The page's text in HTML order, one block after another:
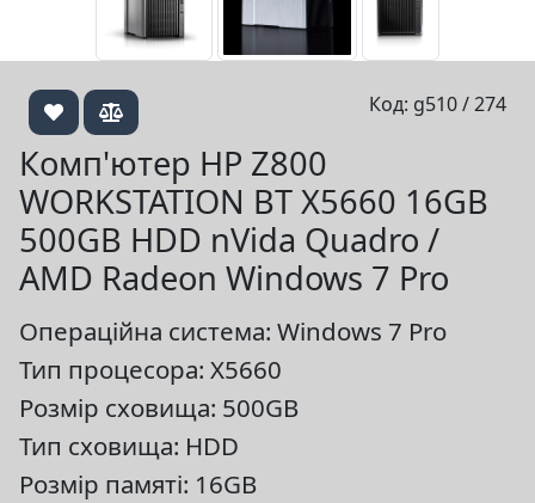
Код: g510 / 274
Комп'ютер HP Z800
WORKSTATION BT X5660 16GB
500GB HDD nVida Quadro /
AMD Radeon Windows 7 Pro
Операційна система: Windows 7 Pro
Тип процесора: X5660
Розмір сховища: 500GB
Тип сховища: HDD
Розмір памяті: 16GB